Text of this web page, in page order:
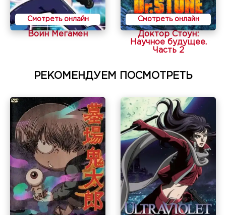
Смотреть онлайн
Воин Мегамен
Смотреть онлайн
Доктор Стоун:
Научное будущее.
Часть 2
РЕКОМЕНДУЕМ ПОСМОТРЕТЬ